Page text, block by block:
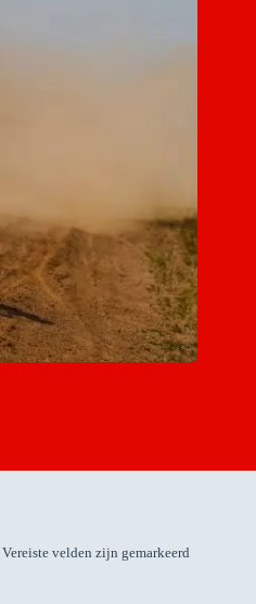
Vereiste velden zijn gemarkeerd